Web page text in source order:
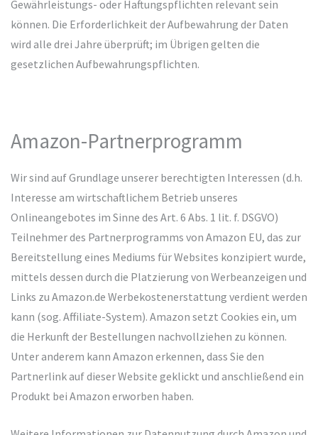
Gewährleistungs- oder Haftungspflichten relevant sein
können. Die Erforderlichkeit der Aufbewahrung der Daten
wird alle drei Jahre überprüft; im Übrigen gelten die
gesetzlichen Aufbewahrungspflichten.
Amazon-Partnerprogramm
Wir sind auf Grundlage unserer berechtigten Interessen (d.h.
Interesse am wirtschaftlichem Betrieb unseres
Onlineangebotes im Sinne des Art. 6 Abs. 1 lit. f. DSGVO)
Teilnehmer des Partnerprogramms von Amazon EU, das zur
Bereitstellung eines Mediums für Websites konzipiert wurde,
mittels dessen durch die Platzierung von Werbeanzeigen und
Links zu Amazon.de Werbekostenerstattung verdient werden
kann (sog. Affiliate-System). Amazon setzt Cookies ein, um
die Herkunft der Bestellungen nachvollziehen zu können.
Unter anderem kann Amazon erkennen, dass Sie den
Partnerlink auf dieser Website geklickt und anschließend ein
Produkt bei Amazon erworben haben.